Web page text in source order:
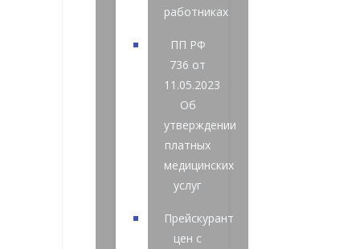
работниках
ПП РФ
736 от
11.05.2023
Об
утверждении
платных
медицинских
услуг
Прейскурант
цен с